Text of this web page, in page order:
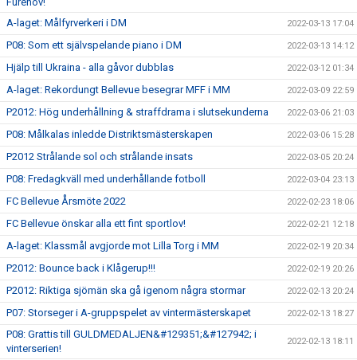
A-laget: Målfyrverkeri i DM 2022-03-13 17:04
P08: Som ett självspelande piano i DM 2022-03-13 14:12
Hjälp till Ukraina - alla gåvor dubblas 2022-03-12 01:34
A-laget: Rekordungt Bellevue besegrar MFF i MM 2022-03-09 22:59
P2012: Hög underhållning & straffdrama i slutsekunderna 2022-03-06 21:03
P08: Målkalas inledde Distriktsmästerskapen 2022-03-06 15:28
P2012 Strålande sol och strålande insats 2022-03-05 20:24
P08: Fredagkväll med underhållande fotboll 2022-03-04 23:13
FC Bellevue Årsmöte 2022 2022-02-23 18:06
FC Bellevue önskar alla ett fint sportlov! 2022-02-21 12:18
A-laget: Klassmål avgjorde mot Lilla Torg i MM 2022-02-19 20:34
P2012: Bounce back i Klågerup!!! 2022-02-19 20:26
P2012: Riktiga sjömän ska gå igenom några stormar 2022-02-13 20:24
P07: Storseger i A-gruppspelet av vintermästerskapet 2022-02-13 18:27
P08: Grattis till GULDMEDALJEN&#129351;&#127942; i
vinterserien!
2022-02-13 18:11